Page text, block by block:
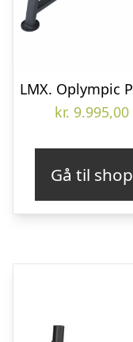
kr. 9.995,00
Gå til shop